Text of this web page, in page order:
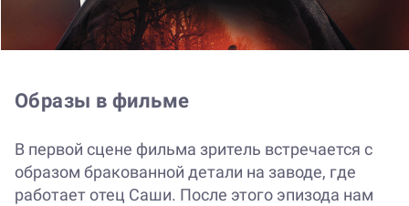
Образы в фильме
В первой сцене фильма зритель встречается с
образом бракованной детали на заводе, где
работает отец Саши. После этого эпизода нам